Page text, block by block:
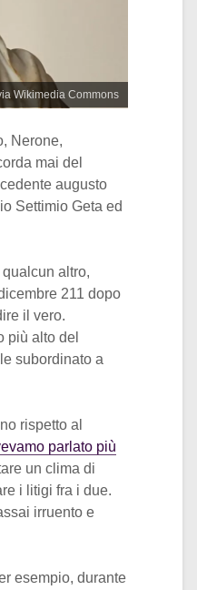
Wikimedia Commons
Nerone,
mai del
augusto
Settimio Geta ed
altro,
211 dopo
il vero.
più alto del
subordinato a
rispetto al
parlato più
un clima di
i litigi fra i due.
irruento e
esempio, durante